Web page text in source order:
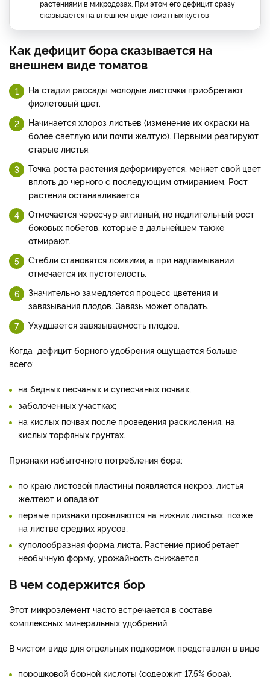
растениями в микродозах. При этом его дефицит сразу
сказывается на внешнем виде томатных кустов
Как дефицит бора сказывается на
внешнем виде томатов
На стадии рассады молодые листочки приобретают
фиолетовый цвет.
Начинается хлороз листьев (изменение их окраски на
более светлую или почти желтую). Первыми реагируют
старые листья.
Точка роста растения деформируется, меняет свой цвет
вплоть до черного с последующим отмиранием. Рост
растения останавливается.
Отмечается чересчур активный, но недлительный рост
боковых побегов, которые в дальнейшем также
отмирают.
Стебли становятся ломкими, а при надламывании
отмечается их пустотелость.
Значительно замедляется процесс цветения и
завязывания плодов. Завязь может опадать.
Ухудшается завязываемость плодов.
Когда дефицит борного удобрения ощущается больше
всего:
на бедных песчаных и супесчаных почвах;
заболоченных участках;
на кислых почвах после проведения раскисления, на
кислых торфяных грунтах.
Признаки избыточного потребления бора:
по краю листовой пластины появляется некроз, листья
желтеют и опадают.
первые признаки проявляются на нижних листьях, позже
на листве средних ярусов;
куполообразная форма листа. Растение приобретает
необычную форму, урожайность снижается.
В чем содержится бор
Этот микроэлемент часто встречается в составе
комплексных минеральных удобрений.
В чистом виде для отдельных подкормок представлен в виде
порошковой борной кислоты (содержит 17,5% бора),